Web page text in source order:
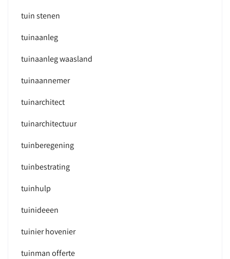
tuin stenen
tuinaanleg
tuinaanleg waasland
tuinaannemer
tuinarchitect
tuinarchitectuur
tuinberegening
tuinbestrating
tuinhulp
tuinideeen
tuinier hovenier
tuinman offerte